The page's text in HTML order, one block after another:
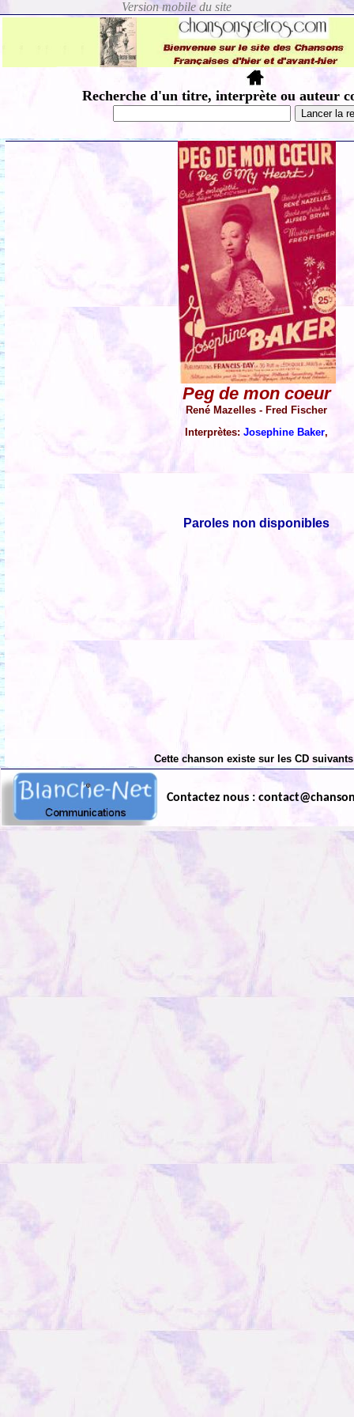
Recherche d'un titre, interprète ou auteur
Peg de mon coeur
René Mazelles - Fred Fischer
Interprètes:Josephine Baker,
Paroles non disponibles
Cette chanson existe sur les CD
Contactez nous :